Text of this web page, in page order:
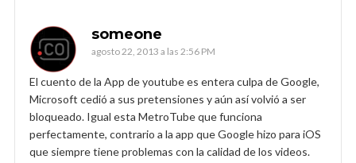
someone
agosto 22, 2013 a las 2:56 PM
El cuento de la App de youtube es entera culpa de Google,
Microsoft cedió a sus pretensiones y aún así volvió a ser
bloqueado. Igual esta MetroTube que funciona
perfectamente, contrario a la app que Google hizo para iOS
que siempre tiene problemas con la calidad de los videos.